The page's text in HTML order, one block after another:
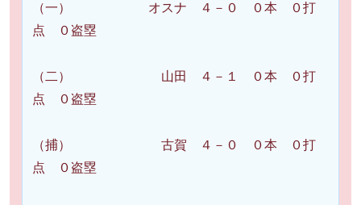
（一） オスナ ４－０ ０本 ０打
点 ０盗塁
（二） 山田 ４－１ ０本 ０打
点 ０盗塁
（捕） 古賀 ４－０ ０本 ０打
点 ０盗塁